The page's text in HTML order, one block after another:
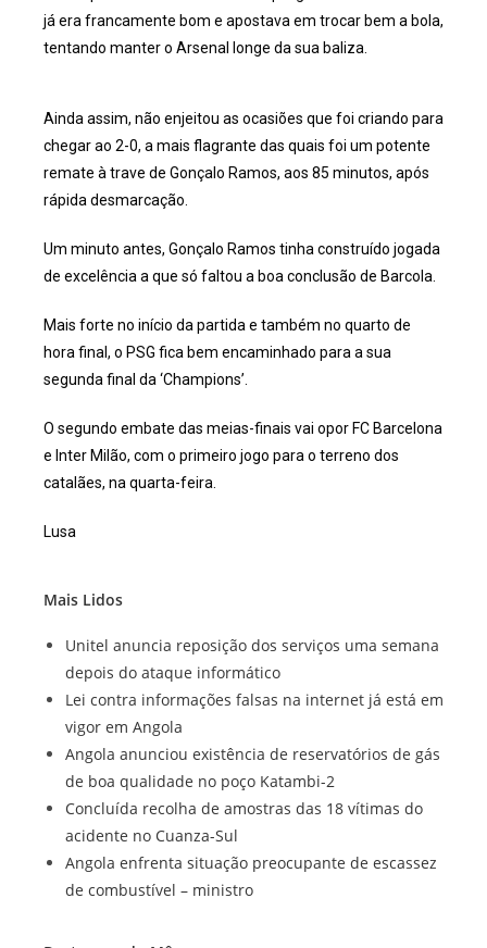
já era francamente bom e apostava em trocar bem a bola,
tentando manter o Arsenal longe da sua baliza.
Ainda assim, não enjeitou as ocasiões que foi criando para
chegar ao 2-0, a mais flagrante das quais foi um potente
remate à trave de Gonçalo Ramos, aos 85 minutos, após
rápida desmarcação.
Um minuto antes, Gonçalo Ramos tinha construído jogada
de excelência a que só faltou a boa conclusão de Barcola.
Mais forte no início da partida e também no quarto de
hora final, o PSG fica bem encaminhado para a sua
segunda final da ‘Champions’.
O segundo embate das meias-finais vai opor FC Barcelona
e Inter Milão, com o primeiro jogo para o terreno dos
catalães, na quarta-feira.
Lusa
Mais Lidos
Unitel anuncia reposição dos serviços uma semana
depois do ataque informático
Lei contra informações falsas na internet já está em
vigor em Angola
Angola anunciou existência de reservatórios de gás
de boa qualidade no poço Katambi-2
Concluída recolha de amostras das 18 vítimas do
acidente no Cuanza-Sul
Angola enfrenta situação preocupante de escassez
de combustível – ministro